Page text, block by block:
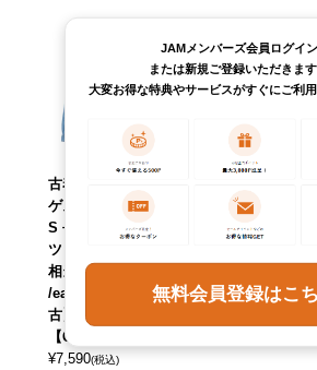
古着 80～90年代
ゲス Guess JEAN
S 長袖 デニムシャ
ツ USA製 メンズM
相当 ヴィンテージ
/eaa646668 【中
古】 【260601】
【GR-NV】
¥7,590(税込)
Guess 半袖 プリン
トTシャツ USA製
30 【中古】 【260
JAMメンバーズ会員ログイン
または新規ご登録いただきます
大変お得な特典やサービスがすぐにご利用
無料会員登録はこ